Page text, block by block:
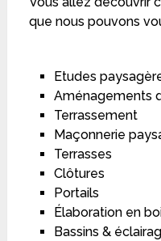
que nous pouvons
Etudes
Aménagements
Terrassement
Maçonnerie
Terrasses
Clôtures
Portails
Élaboration en
Bassins &